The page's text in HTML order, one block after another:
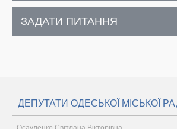
ЗАДАТИ ПИТАННЯ
ДЕПУТАТИ ОДЕСЬКОЇ МІСЬКОЇ